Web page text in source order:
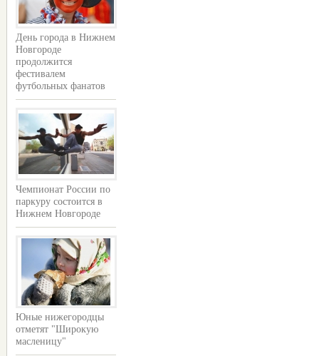
День города в Нижнем
Новгороде
продолжится
фестивалем
футбольных фанатов
Чемпионат России по
паркуру состоится в
Нижнем Новгороде
Юные нижегородцы
отметят "Широкую
масленицу"